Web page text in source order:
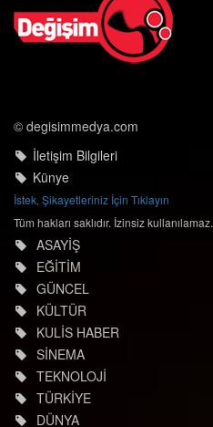
© degisimmedya.com
İletişim Bilgileri
Künye
İstek, Şikayetleriniz İçin Tıklayın
Tüm hakları saklıdır. İzinsiz kullanılamaz.
ASAYİŞ
EĞİTİM
GÜNCEL
KÜLTÜR
KULİS HABER
SİNEMA
TEKNOLOJİ
TÜRKİYE
DÜNYA